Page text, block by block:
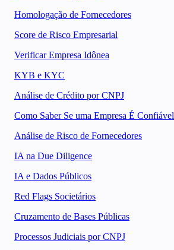
Homologação de Fornecedores
Score de Risco Empresarial
Verificar Empresa Idônea
KYB e KYC
Análise de Crédito por CNPJ
Como Saber Se uma Empresa É Confiável
Análise de Risco de Fornecedores
IA na Due Diligence
IA e Dados Públicos
Red Flags Societários
Cruzamento de Bases Públicas
Processos Judiciais por CNPJ